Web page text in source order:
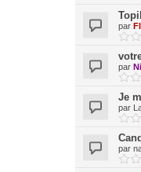
par
par
Je
par
par